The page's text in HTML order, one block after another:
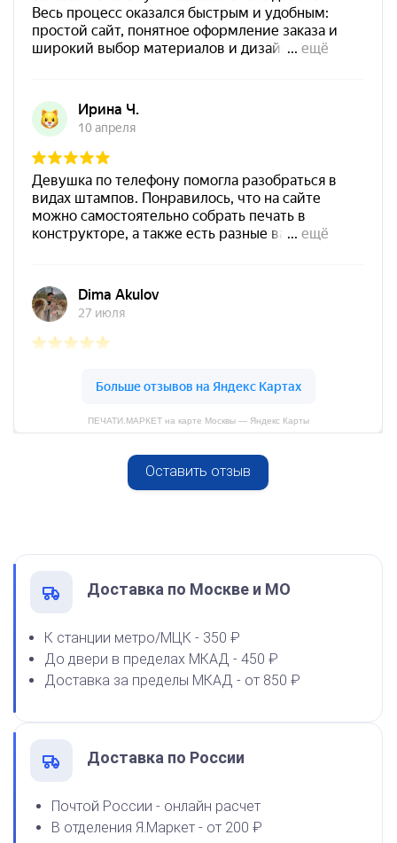
от 550
Печать ООО № Р103
Заказать
Заказать
Штемпельная подушка
Shiny SP-4F 178х128мм
Спиртовая краска NORIS
Спиртовая краска NORIS
Спиртовая краска NORIS
флюоресцентная 25 мл
ПЕЧАТИ.МАРКЕТ на карте Москвы — Яндекс Карты
Оставить отзыв
Доставка по Москве и МО
К станции метро/МЦК - 350 ₽
До двери в пределах МКАД - 450 ₽
Доставка за пределы МКАД - от 850 ₽
Доставка по России
Почтой России - онлайн расчет
В отделения Я.Маркет - от 200 ₽